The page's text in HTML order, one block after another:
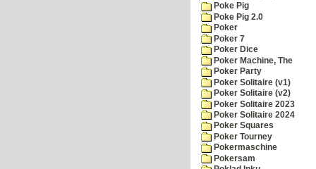
Poke Pig
Poke Pig 2.0
Poker
Poker 7
Poker Dice
Poker Machine, The
Poker Party
Poker Solitaire (v1)
Poker Solitaire (v2)
Poker Solitaire 2023
Poker Solitaire 2024
Poker Squares
Poker Tourney
Pokermaschine
Pokersam